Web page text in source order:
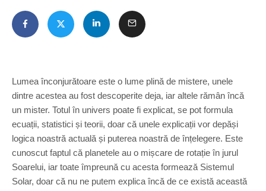
Lumea înconjurătoare este o lume plină de mistere, unele
dintre acestea au fost descoperite deja, iar altele rămân încă
un mister. Totul în univers poate fi explicat, se pot formula
ecuații, statistici și teorii, doar că unele explicații vor depăși
logica noastră actuală și puterea noastră de înțelegere. Este
cunoscut faptul că planetele au o mișcare de rotație în jurul
Soarelui, iar toate împreună cu acesta formează Sistemul
Solar, doar că nu ne putem explica încă de ce există această